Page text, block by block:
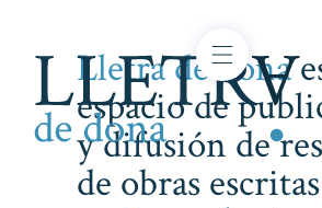
Lletra de dona
espacio de
y difusión de
de obras